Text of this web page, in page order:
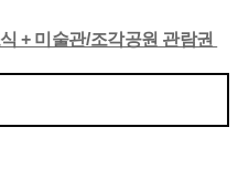
+ 미술관/조각공원 관람권